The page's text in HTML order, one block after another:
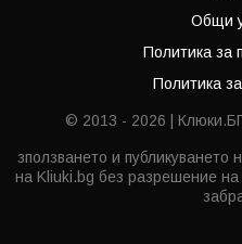
Общи
Политика за
Политика
© 2013 - 2026 |
зползването и
на Kliuki.bg без разрешение